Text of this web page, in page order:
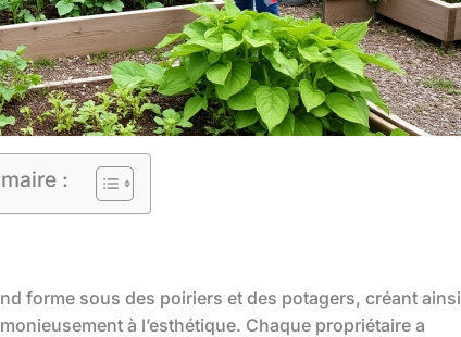
:
forme sous des poiriers et des potagers, créant ainsi
à l’esthétique. Chaque propriétaire a